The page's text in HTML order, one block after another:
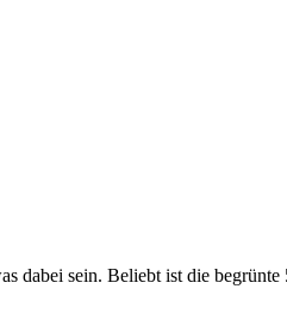
dabei sein. Beliebt ist die begrünte